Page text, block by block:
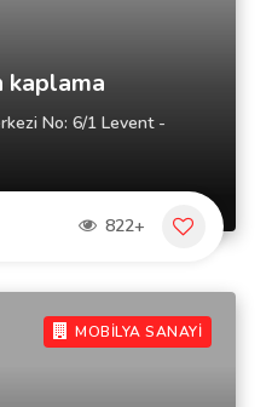
kaplama
No: 6/1 Levent -
822+
MOBİLYA SANAYİ